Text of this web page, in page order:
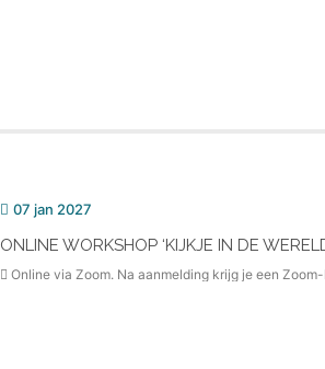
07 jan 2027
ONLINE WORKSHOP ‘KIJKJE IN DE
Online via Zoom. Na aanmelding krijg je een